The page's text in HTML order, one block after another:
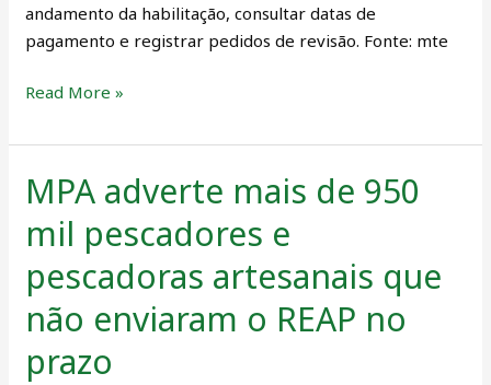
andamento da habilitação, consultar datas de
pagamento e registrar pedidos de revisão. Fonte: mte
Read More »
MPA adverte mais de 950
mil pescadores e
pescadoras artesanais que
não enviaram o REAP no
prazo
MPA
adverte
mais
950
mil
e